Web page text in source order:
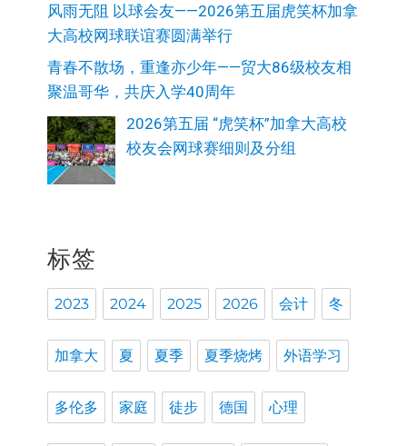
风雨无阻 以球会友——2026第五届虎笑杯加拿
大高校网球联谊赛圆满举行
青春不散场，重逢亦少年——贸大86级校友相
聚温哥华，共庆入学40周年
2026第五届 “虎笑杯”加拿大高校
校友会网球赛细则及分组
标签
2023 2024 2025 2026 会计 冬
加拿大 夏 夏季 夏季烧烤 外语学习
多伦多 家庭 徒步 德国 心理